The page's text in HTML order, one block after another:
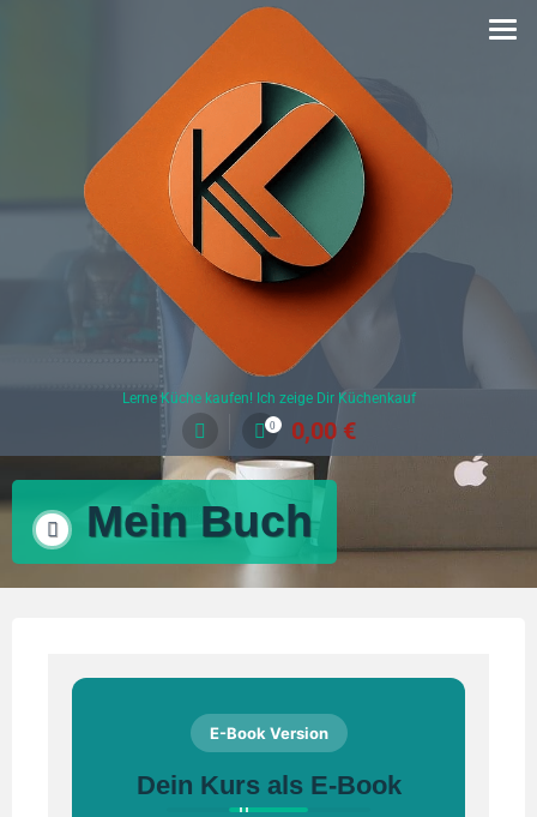
Lerne Küche kaufen! Ich zeige Dir Küchenkauf
0 0,00 €
Mein Buch
E-Book Version
Dein Kurs als E-Book